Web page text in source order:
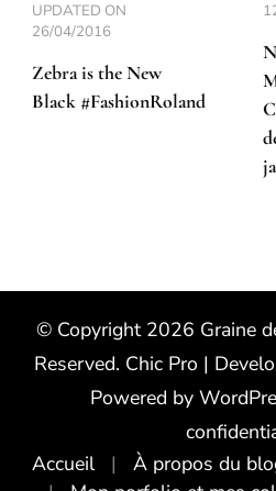
UPDATED ON
26/04/2016
Zebra is the New
Black #FashionRoland
© Copyright 2026 Graine
Reserved. Chic Pro |
Powered by
Accueil
À propos du